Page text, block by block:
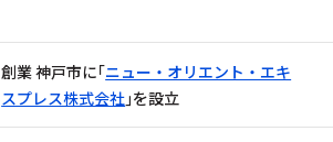
創業 神戸市に｢ニュー・オリエント・エキ
スプレス株式会社｣を設立